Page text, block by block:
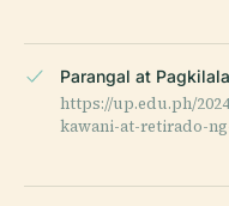
Parangal at Pagkilala
https://up.edu.ph/
kawani-at-retirado-